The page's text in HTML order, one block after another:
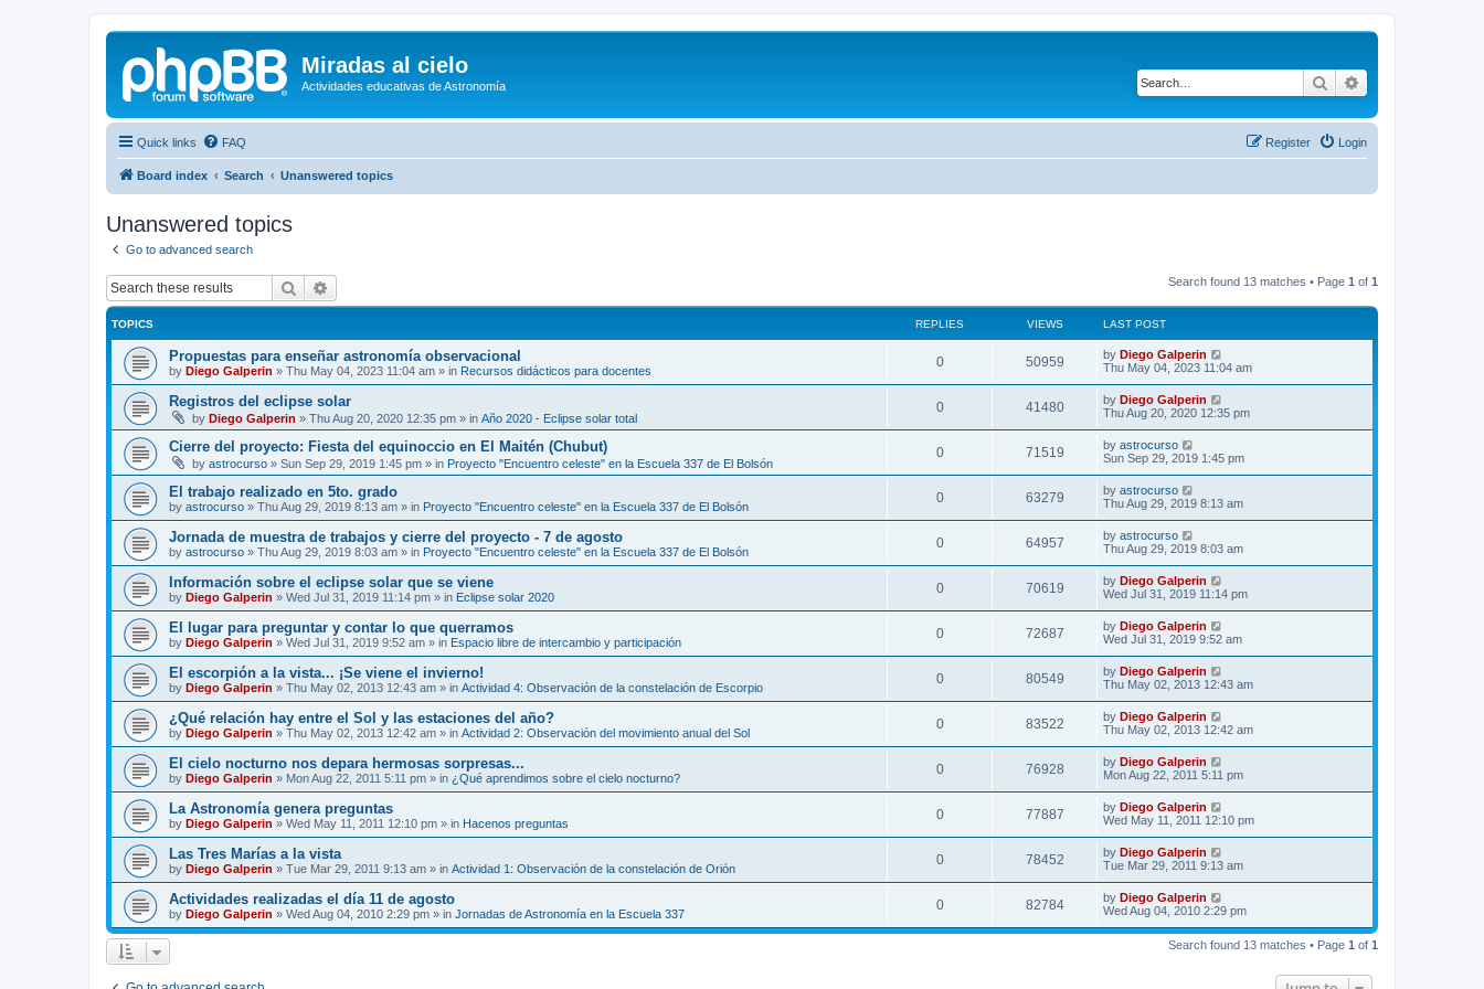
Miradas al cielo
Actividades educativas de Astronomía Search
Quick links FAQ Login
Register
Board index Search Unanswered topics
Unanswered topics
Go to advanced search
Search Search found 13 matches • Page 1 of 1
TOPICS REPLIES VIEWS LAST POST
Propuestas para enseñar astronomía observacional
by Diego Galperin » Thu May 04, 2023 11:04 am » in Recursos didácticos para docentes
0 50959 by Diego Galperin
Thu May 04, 2023 11:04 am
Registros del eclipse solar
by Diego Galperin » Thu Aug 20, 2020 12:35 pm » in Año 2020 - Eclipse solar total
0 41480 by Diego Galperin
Thu Aug 20, 2020 12:35 pm
Cierre del proyecto: Fiesta del equinoccio en El Maitén (Chubut)
by astrocurso » Sun Sep 29, 2019 1:45 pm » in Proyecto "Encuentro celeste" en la Escuela 337 de El Bolsón
0 71519 by astrocurso
Sun Sep 29, 2019 1:45 pm
El trabajo realizado en 5to. grado
by astrocurso » Thu Aug 29, 2019 8:13 am » in Proyecto "Encuentro celeste" en la Escuela 337 de El Bolsón
0 63279 by astrocurso
Thu Aug 29, 2019 8:13 am
Jornada de muestra de trabajos y cierre del proyecto - 7 de agosto
by astrocurso » Thu Aug 29, 2019 8:03 am » in Proyecto "Encuentro celeste" en la Escuela 337 de El Bolsón
0 64957 by astrocurso
Thu Aug 29, 2019 8:03 am
Información sobre el eclipse solar que se viene
by Diego Galperin » Wed Jul 31, 2019 11:14 pm » in Eclipse solar 2020
0 70619 by Diego Galperin
Wed Jul 31, 2019 11:14 pm
El lugar para preguntar y contar lo que querramos
by Diego Galperin » Wed Jul 31, 2019 9:52 am » in Espacio libre de intercambio y participación
0 72687 by Diego Galperin
Wed Jul 31, 2019 9:52 am
El escorpión a la vista... ¡Se viene el invierno!
by Diego Galperin » Thu May 02, 2013 12:43 am » in Actividad 4: Observación de la constelación de Escorpio
0 80549 by Diego Galperin
Thu May 02, 2013 12:43 am
¿Qué relación hay entre el Sol y las estaciones del año?
by Diego Galperin » Thu May 02, 2013 12:42 am » in Actividad 2: Observación del movimiento anual del Sol
0 83522 by Diego Galperin
Thu May 02, 2013 12:42 am
El cielo nocturno nos depara hermosas sorpresas...
by Diego Galperin » Mon Aug 22, 2011 5:11 pm » in ¿Qué aprendimos sobre el cielo nocturno?
0 76928 by Diego Galperin
Mon Aug 22, 2011 5:11 pm
La Astronomía genera preguntas
by Diego Galperin » Wed May 11, 2011 12:10 pm » in Hacenos preguntas
0 77887 by Diego Galperin
Wed May 11, 2011 12:10 pm
Las Tres Marías a la vista
by Diego Galperin » Tue Mar 29, 2011 9:13 am » in Actividad 1: Observación de la constelación de Orión
0 78452 by Diego Galperin
Tue Mar 29, 2011 9:13 am
Actividades realizadas el día 11 de agosto
by Diego Galperin » Wed Aug 04, 2010 2:29 pm » in Jornadas de Astronomía en la Escuela 337
0 82784 by Diego Galperin
Wed Aug 04, 2010 2:29 pm
Search found 13 matches • Page 1 of 1